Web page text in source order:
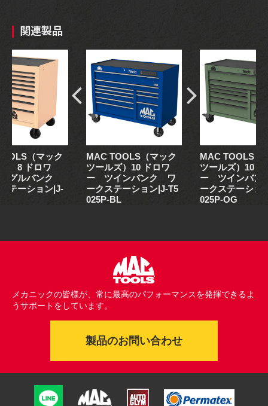
関連製品
（マック
）8 ドロワ
グルバンク
テーション|J-
MAC TOOLS（マック
ツールズ）10 ドロワ
ー ツインバンク ワ
ークステーション|J-T5
025P-BL
MAC TOOLS（
ツールズ）10 ド
ー ツインバン
ークステーショ
025P-OG
メカニックの皆様が、常に最高のパフォーマンスを発揮できるよ
うサポートをしています。
製品のお問い合わせ